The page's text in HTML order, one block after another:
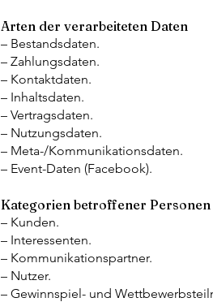
Arten der verarbeiteten Daten
– Bestandsdaten.
– Zahlungsdaten.
– Kontaktdaten.
– Inhaltsdaten.
– Vertragsdaten.
– Nutzungsdaten.
– Meta-/Kommunikationsdaten.
– Event-Daten (Facebook).
Kategorien betroffener Personen
– Kunden.
– Interessenten.
– Kommunikationspartner.
– Nutzer.
– Gewinnspiel- und